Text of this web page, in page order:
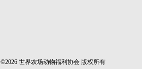
©2026 世界农场动物福利协会 版权所有